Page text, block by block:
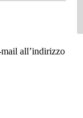
all’indirizzo